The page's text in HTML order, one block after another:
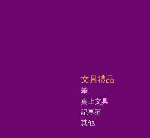
文具禮品
筆
桌上文具
記事薄
其他